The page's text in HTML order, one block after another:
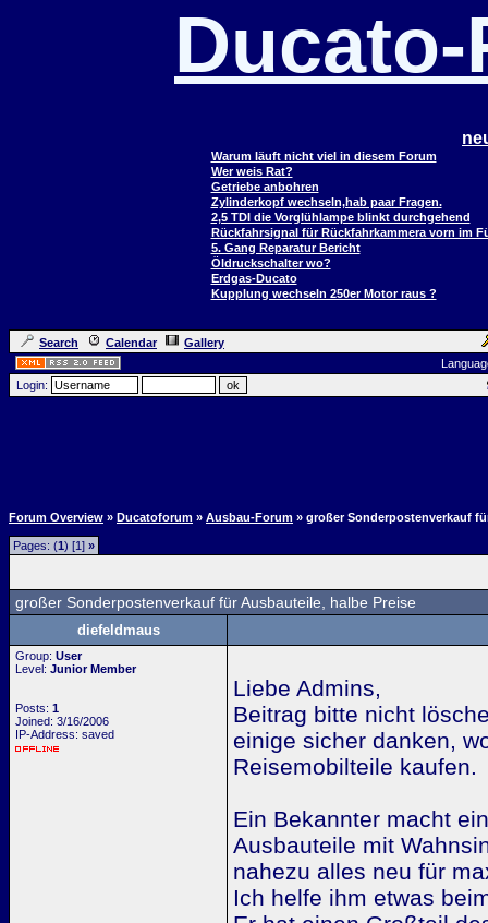
Warum läuft nicht viel in diesem Forum
Wer weis Rat?
Getriebe anbohren
Zylinderkopf wechseln,hab paar Fragen.
2,5 TDI die Vorglühlampe blinkt durchgehend
Rückfahrsignal für Rückfahrkammera vorn im
5. Gang Reparatur Bericht
Öldruckschalter wo?
Erdgas-Ducato
Kupplung wechseln 250er Motor raus ?
Search Calendar
Gallery
Login:
Forum Overview » Ducatoforum » Ausbau-Forum » großer Sonderpostenverkauf
Pages: (1) [1] »
großer Sonderpostenverkauf für Ausbauteile, halbe Preise
diefeldmaus
Group: User
Level: Junior Member
Posts: 1
Joined: 3/16/2006
IP-Address: saved
Liebe Admins,
Beitrag bitte nicht
einige sicher danken,
Reisemobilteile kaufen.
Ein Bekannter macht
Ausbauteile mit
nahezu alles neu für
Ich helfe ihm etwas